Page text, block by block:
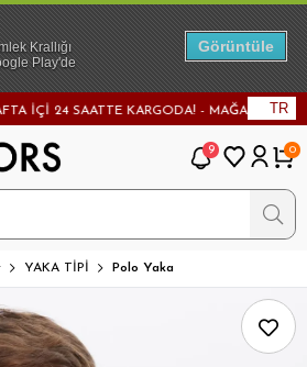
SAATTE KARGODA! - MAĞAZADAN TR
9 0
YAKA TİPİ Polo Yaka
Krallığı
Play'de
Görüntüle